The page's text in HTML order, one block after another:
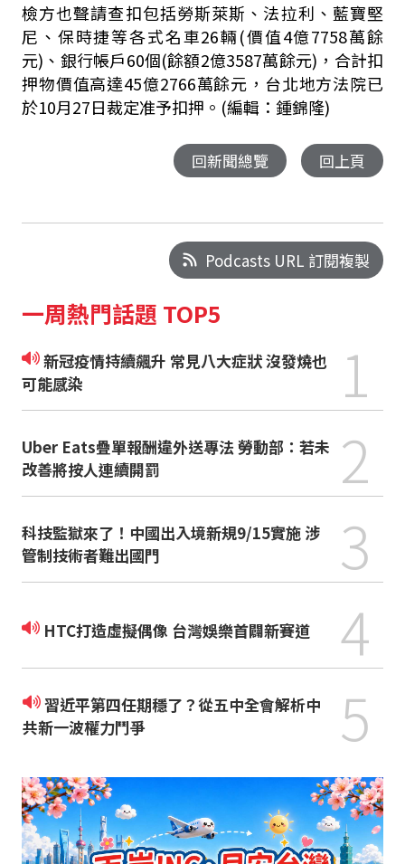
檢方也聲請查扣包括勞斯萊斯、法拉利、藍寶堅
尼、保時捷等各式名車26輛(價值4億7758萬餘
元)、銀行帳戶60個(餘額2億3587萬餘元)，合計扣
押物價值高達45億2766萬餘元，台北地方法院已
於10月27日裁定准予扣押。(編輯：鍾錦隆)
回新聞總覽 回上頁
Podcasts URL 訂閱複製
一周熱門話題 TOP5
新冠疫情持續飆升 常見八大症狀 沒發燒也
可能感染
1
Uber Eats疊單報酬違外送專法 勞動部：若未
改善將按人連續開罰
2
科技監獄來了！中國出入境新規9/15實施 涉
管制技術者難出國門
3
HTC打造虛擬偶像 台灣娛樂首闢新賽道 4
習近平第四任期穩了？從五中全會解析中
共新一波權力鬥爭
5